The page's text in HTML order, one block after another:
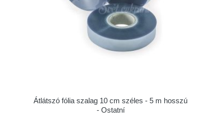
Átlátszó fólia szalag 10 cm széles - 5 m hosszú
- Ostatní